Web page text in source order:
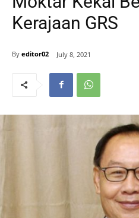
Kerajaan GRS
By editor02 July 8, 2021